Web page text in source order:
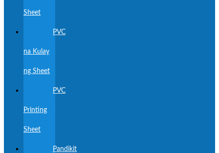
Sheet
PVC
na Kulay
ng Sheet
PVC
Printing
Sheet
Pandikit